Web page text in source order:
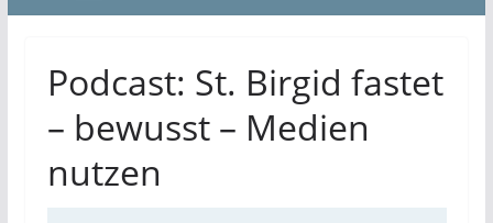
Podcast: St. Birgid fastet
– bewusst – Medien
nutzen